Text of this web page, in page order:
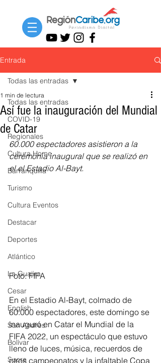
Entrada
Todas las entradas
COVID-19
Regionales
Cultura Home
Barranquilla
Turismo
Cultura Eventos
Destacar
Deportes
Atlántico
La Guajira
Cesar
English
San Andres
Bolívar
Sucre
Todas las entradas
Así fue la inauguración del Mundial
de Catar
1 min de lectura
60.000 espectadores asistieron a la
ceremonia inaugural que se realizó en
el el Estadio Al-Bayt.
Foto: FIFA
En el Estadio Al-Bayt, colmado de
60.000 espectadores, este domingo se
inauguró en Catar el Mundial de la
FIFA 2022, un espectáculo que estuvo
lleno de luces, música, recuerdos de
otros campeonatos y la infaltable Copa